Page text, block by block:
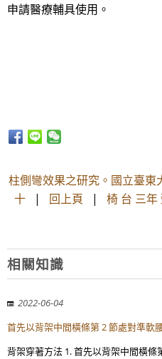
申請醫療輔具使用。
柱側彎效果之研究。國立臺
十 | 回上頁 | 椅 台 三年
相關知識
2022-06-04
首先以背架中間橫條第 2 節處對準軟
背架穿著方法 1. 首先以背架中間橫條